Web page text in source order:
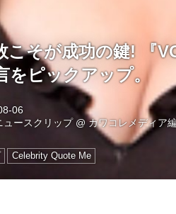
こそが成功の鍵! 『
をピックアップ。
06
ュースクリップ@カワコレメディア
Celebrity Quote Me